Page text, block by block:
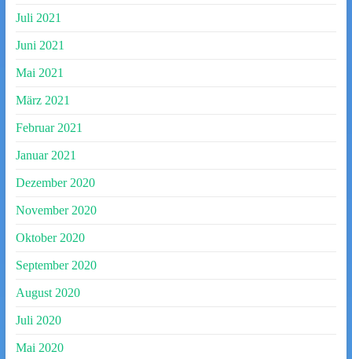
Juli 2021
Juni 2021
Mai 2021
März 2021
Februar 2021
Januar 2021
Dezember 2020
November 2020
Oktober 2020
September 2020
August 2020
Juli 2020
Mai 2020